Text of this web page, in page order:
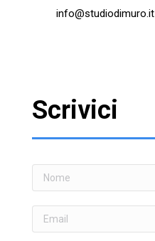
info@studiodimuro.it
Scrivici